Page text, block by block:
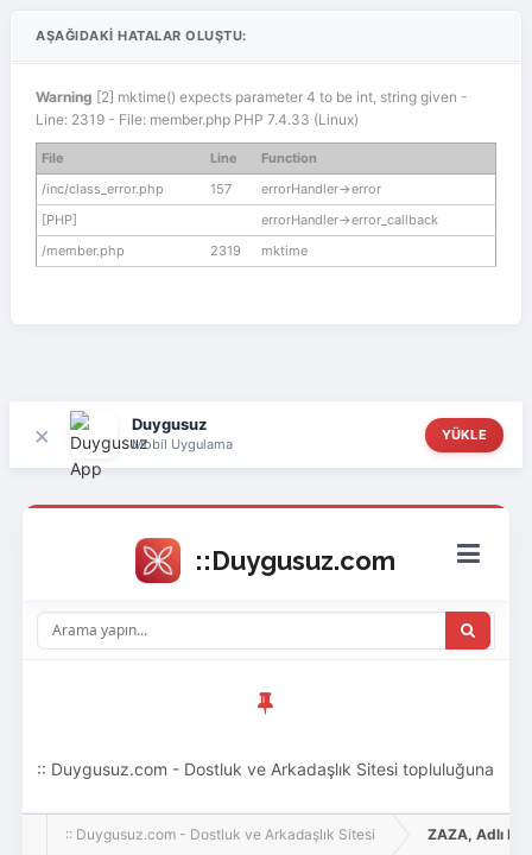
AŞAĞIDAKI HATALAR OLUŞTU:
Warning [2] mktime() expects parameter 4 to be int, string given -
Line: 2319 - File: member.php PHP 7.4.33 (Linux)
File Line
Function
/inc/class_error.php
157
errorHandler->error
[PHP]
errorHandler->error_callback
/member.php
2319 mktime
× Duygusuz
Mobil Uygulama
YÜKLE
:: Duygusuz.com - Dostluk ve Arkadaşlık Sitesi topluluğuna
hoş geldin ziyaretçi! Aramıza katılmak istersen kayıt
:: Duygusuz.com - Dostluk ve Arkadaşlık Sitesi ZAZA, Adlı